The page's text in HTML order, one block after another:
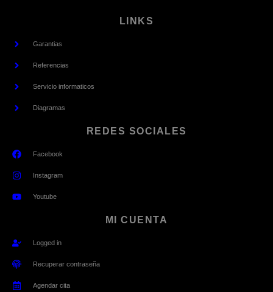
LINKS
Garantias
Referencias
Servicio informaticos
Diagramas
REDES SOCIALES
Facebook
Instagram
Youtube
MI CUENTA
Logged in
Recuperar contraseña
Agendar cita